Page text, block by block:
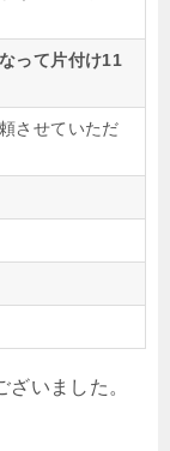
って片付け11
させていただ
いました。